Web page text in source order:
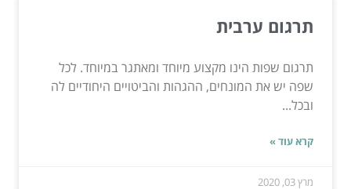
תרגום ערבית
תרגום שפות הינו מקצוע מיוחד ומאתגר במיוחד. לכל
שפה יש את המונחים, ההגהות והביטויים היחודיים לה
ובכל...
קרא עוד »
מרץ 03, 2020